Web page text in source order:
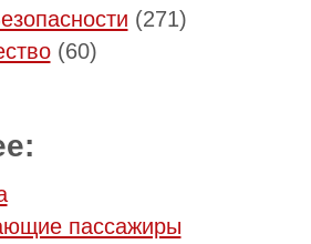
(271)
(60)
пассажиры